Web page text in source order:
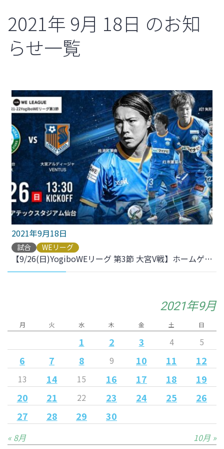
2021年 9月 18日 のお知
らせ一覧
2021年9月18日
試合 WEリーグ
【9/26(日)YogiboWEリーグ 第3節 大宮V戦】ホームゲームのご案内
2021年9月
月 火 水 木 金 土 日
1 2 3 4 5
6 7 8 9 10 11 12
13 14 15 16 17 18
19
20
21 22 23 24 25
26
27
28 29 30
« 8月 10月 »